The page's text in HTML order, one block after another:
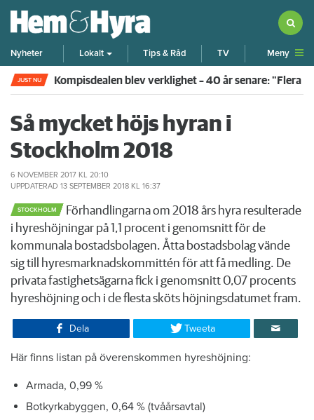
Nyheter Lokalt Tips & Råd TV Meny
JUST NU Kompisdealen blev verklighet – 40 år senare: "Flera
Så mycket höjs hyran i
Stockholm 2018
6 NOVEMBER 2017 KL 20:10
UPPDATERAD 13 SEPTEMBER 2018 KL 16:37
STOCKHOLM
Förhandlingarna om 2018 års hyra resulterade
i hyreshöjningar på 1,1 procent i genomsnitt för de
kommunala bostadsbolagen. Åtta bostadsbolag vände
sig till hyresmarknadskommittén för att få medling. De
privata fastighetsägarna fick i genomsnitt 0,07 procents
hyreshöjning och i de flesta sköts höjningsdatumet fram.
Dela Tweeta
Här finns listan på överenskommen hyreshöjning:
Armada, 0,99 %
Botkyrkabyggen, 0,64 % (tvåårsavtal)